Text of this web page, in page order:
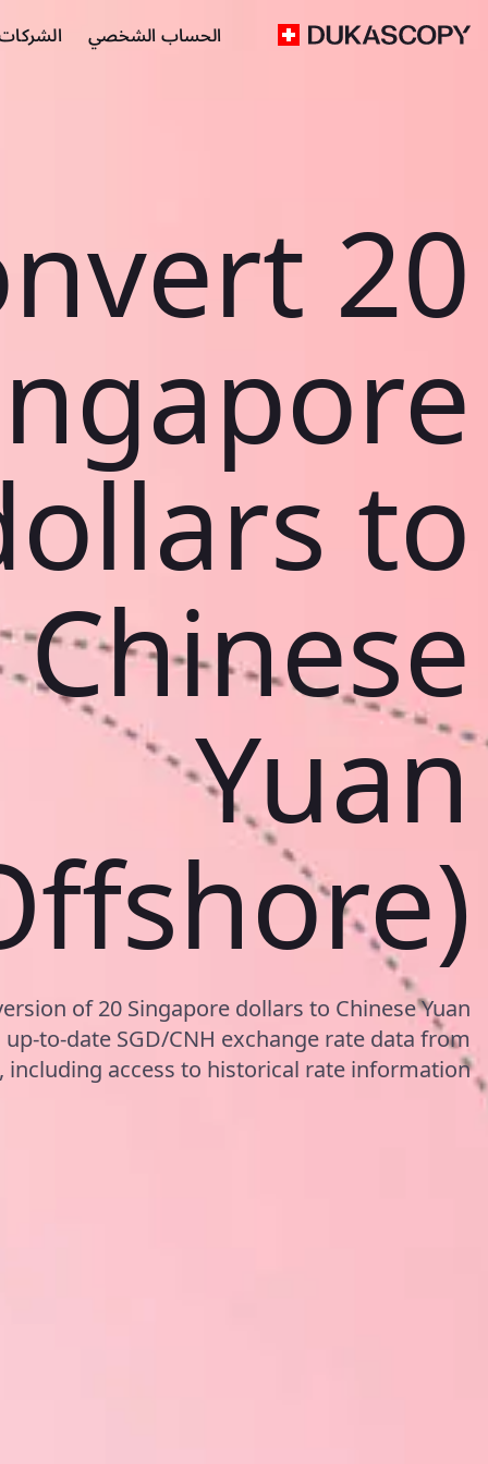
الحساب الشخصي الشركات
20
to
Chinese
Yuan
of 20 Singapore dollars to Chinese Yuan
to-date SGD/CNH exchange rate data from
including access to historical rate information.